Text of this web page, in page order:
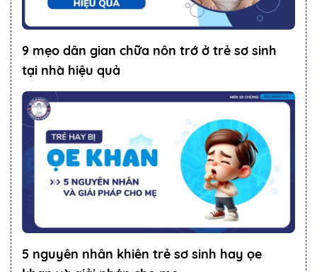
9 mẹo dân gian chữa nôn trớ ở trẻ sơ sinh
tại nhà hiệu quả
5 nguyên nhân khiên trẻ sơ sinh hay ọe